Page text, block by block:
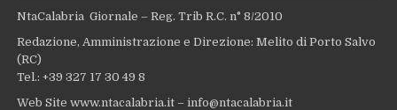
NtaCalabria Giornale – Reg. Trib R.C. n° 8/2010
Redazione, Amministrazione e Direzione: Melito di Porto Salvo
(RC)
Tel.: +39 327 17 30 49 8
Web Site www.ntacalabria.it – info@ntacalabria.it